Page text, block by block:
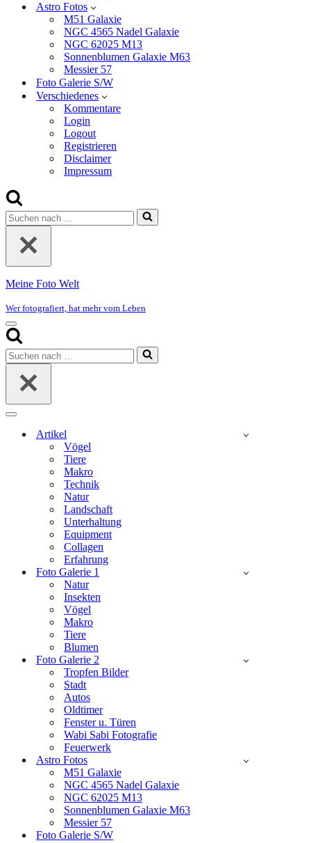
Astro Fotos
M51 Galaxie
NGC 4565 Nadel Galaxie
NGC 62025 M13
Sonnenblumen Galaxie M63
Messier 57
Foto Galerie S/W
Verschiedenes
Kommentare
Login
Logout
Registrieren
Disclaimer
Impressum
Suchen
nach …
Meine Foto Welt
Wer fotografiert, hat mehr vom Leben
Navigationsmenü
Suchen
nach …
Navigationsmenü
Artikel
Vögel
Tiere
Makro
Technik
Natur
Landschaft
Unterhaltung
Equipment
Collagen
Erfahrung
Foto Galerie 1
Natur
Insekten
Vögel
Makro
Tiere
Blumen
Foto Galerie 2
Tropfen Bilder
Stadt
Autos
Oldtimer
Fenster u. Türen
Wabi Sabi Fotografie
Feuerwerk
Astro Fotos
M51 Galaxie
NGC 4565 Nadel Galaxie
NGC 62025 M13
Sonnenblumen Galaxie M63
Messier 57
Foto Galerie S/W